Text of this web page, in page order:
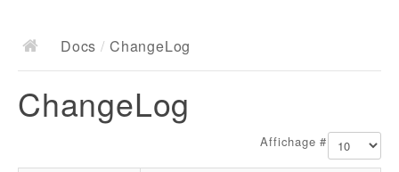
Docs
Documentation
Docs / ChangeLog
ChangeLog
Affichage #